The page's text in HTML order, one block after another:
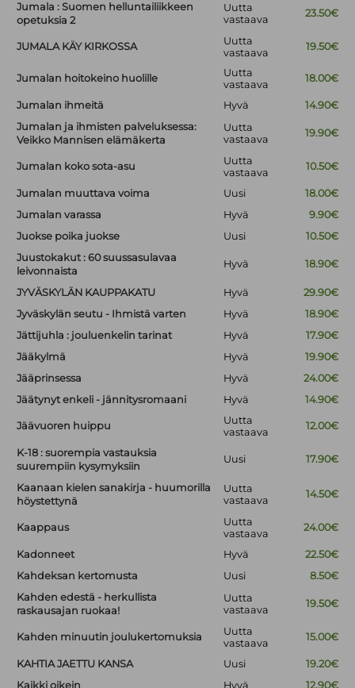
Jumala : Suomen helluntailiikkeen
opetuksia 2
Uutta
vastaava
23.50€
JUMALA KÄY KIRKOSSA
Uutta
vastaava
19.50€
Jumalan hoitokeino huolille
Uutta
vastaava
18.00€
Jumalan ihmeitä Hyvä
14.90€
Jumalan ja ihmisten palveluksessa:
Veikko Mannisen elämäkerta
Uutta
vastaava
19.90€
Jumalan koko sota-asu
Uutta
vastaava
10.50€
Jumalan muuttava voima Uusi
18.00€
Jumalan varassa
Hyvä
9.90€
Juokse poika juokse
Uusi
10.50€
Juustokakut : 60 suussasulavaa
leivonnaista
Hyvä 18.90€
JYVÄSKYLÄN KAUPPAKATU Hyvä
29.90€
Jyväskylän seutu - Ihmistä varten
Hyvä
18.90€
Jättijuhla : jouluenkelin tarinat
Hyvä
17.90€
Jääkylmä
Hyvä
19.90€
Jääprinsessa
Hyvä
24.00€
Jäätynyt enkeli - jännitysromaani
Hyvä 14.90€
Jäävuoren huippu
Uutta
vastaava
12.00€
K-18 : suorempia vastauksia
suurempiin kysymyksiin
Uusi 17.90€
Kaanaan kielen sanakirja - huumorilla
höystettynä
Uutta
vastaava
14.50€
Kaappaus
Uutta
vastaava
24.00€
Kadonneet Hyvä
22.50€
Kahdeksan kertomusta
Uusi
8.50€
Kahden edestä - herkullista
raskausajan ruokaa!
Uutta
vastaava
19.50€
Kahden minuutin joulukertomuksia
Uutta
vastaava
15.00€
KAHTIA JAETTU KANSA Uusi
19.20€
Kaikki oikein
Hyvä 12.90€